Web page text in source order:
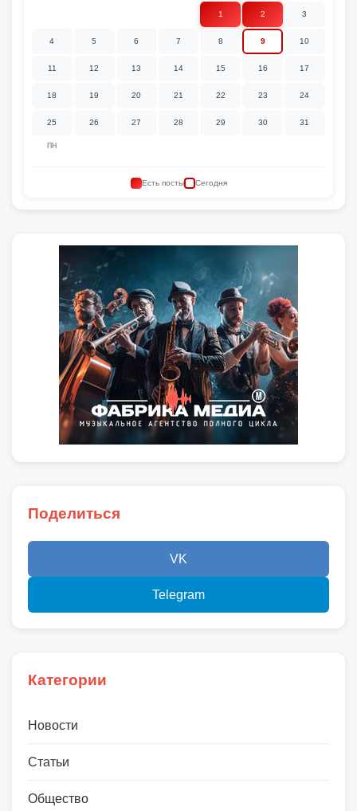
ПН
1 2 3
4 5 6 7 8 9 10
11 12 13 14 15 16 17
18 19 20 21 22 23 24
25 26 27 28 29 30 31
Есть посты Сегодня
Поделиться
VK
Telegram
Категории
Новости
Статьи
Общество